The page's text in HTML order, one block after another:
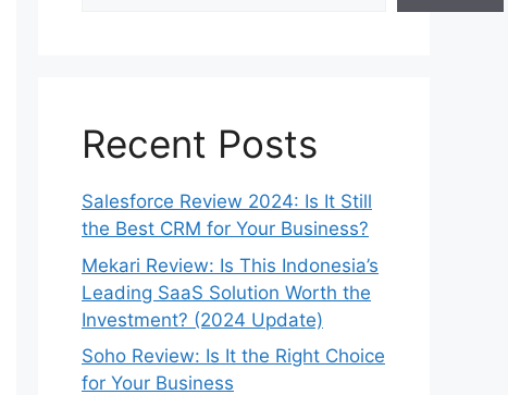
Recent Posts
Salesforce Review 2024: Is It Still
the Best CRM for Your Business?
Mekari Review: Is This Indonesia’s
Leading SaaS Solution Worth the
Investment? (2024 Update)
Soho Review: Is It the Right Choice
for Your Business